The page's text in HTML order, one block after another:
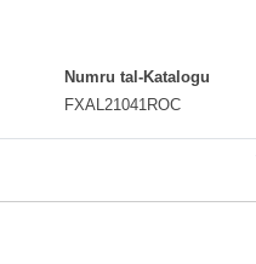
Numru tal-Katalogu
FXAL21041ROC